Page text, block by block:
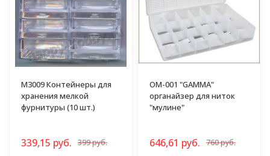
M3009 Контейнеры для
хранения мелкой
фурнитуры (10 шт.)
339,15 руб. 399 руб.
ОМ-001 "GAMMA"
органайзер для ниток
"мулине"
646,61 руб. 760 руб.